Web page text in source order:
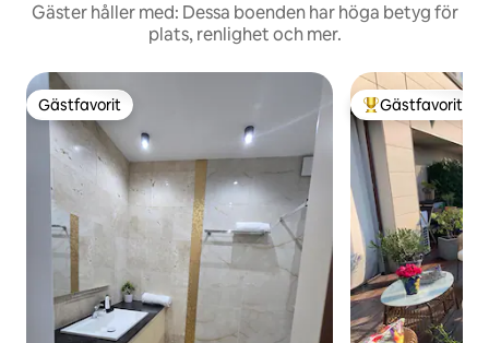
Gäster håller med: Dessa boenden har höga betyg för
plats, renlighet och mer.
Gästfavorit
Gästfavorit Populär
Gästfavorit